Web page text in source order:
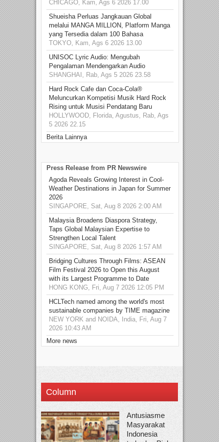
CHICAGO, Kam, Ags 6 2026 17.00
Shueisha Perluas Jangkauan Global
melalui MANGA MILLION, Platform Manga
yang Tersedia dalam 100 Bahasa
TOKYO, Kam, Ags 6 2026 13.00
UNISOC Lyric Audio: Mengubah
Pengalaman Mendengarkan Audio
SHANGHAI, Rab, Ags 5 2026 23.58
Hard Rock Cafe dan Coca-Cola®
Meluncurkan Kompetisi Musik Hard Rock
Rising untuk Musisi Pendatang Baru
HOLLYWOOD, Florida, Agustus, Rab, Ags
5 2026 22.15
Berita Lainnya
Press Release from PR Newswire
Agoda Reveals Growing Interest in Cool-
Weather Destinations in Japan for Summer
2026
SINGAPORE, Sat, Aug 8 2026 2:00 AM
Malaysia Broadens Diaspora Strategy,
Taps Global Malaysian Expertise to
Strengthen Local Talent
SINGAPORE, Sat, Aug 8 2026 1:57 AM
Bridging Cultures Through Films: ASEAN
Film Festival 2026 to Open this August
with its Largest Programme to Date
HONG KONG, Fri, Aug 7 2026 12:05 PM
HCLTech named among the world's most
sustainable companies by TIME magazine
NEW YORK and NOIDA, India, Fri, Aug 7
2026 10:43 AM
More news
Column
Antusiasme
Masyarakat
Indonesia